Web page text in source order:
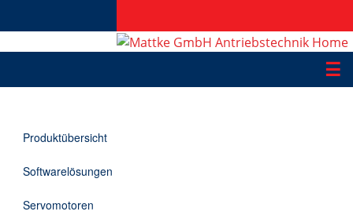
☰
Applikationen
Informationen
Downloads
Produktübersicht
Softwarelösungen
Servomotoren